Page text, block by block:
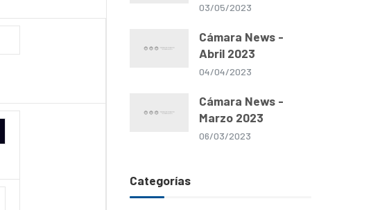
03/05/2023
Cámara News -
Abril 2023
04/04/2023
Cámara News -
Marzo 2023
06/03/2023
Categorías